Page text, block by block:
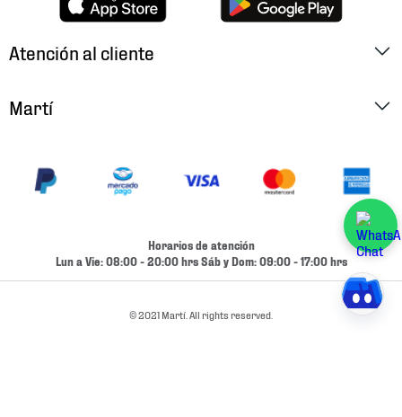
Atención al cliente
Cambios y Devoluciones
Condiciones de Entrega y Devolución Marketplace
Martí
Ubica tu Tienda
Términos y Condiciones
Horarios de atención
Lun a Vie: 08:00 - 20:00 hrs Sáb y Dom: 09:00 - 17:00 hrs
© 2021 Martí. All rights reserved.